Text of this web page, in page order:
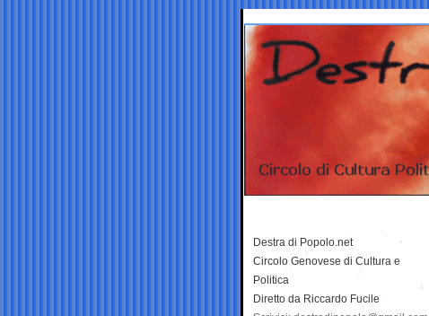
Destra di Popolo.net
Circolo Genovese di Cultura e
Politica
Diretto da Riccardo Fucile